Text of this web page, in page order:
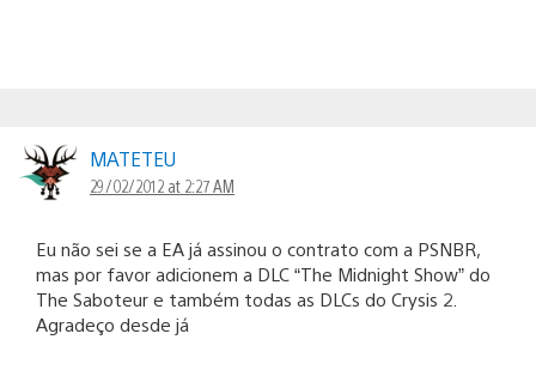
MATETEU
29/02/2012 at 2:27 AM
Eu não sei se a EA já assinou o contrato com a PSNBR,
mas por favor adicionem a DLC “The Midnight Show” do
The Saboteur e também todas as DLCs do Crysis 2.
Agradeço desde já